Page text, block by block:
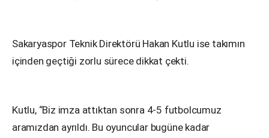
Sakaryaspor Teknik Direktörü Hakan Kutlu ise takımın
içinden geçtiği zorlu sürece dikkat çekti.
Kutlu, “Biz imza attıktan sonra 4-5 futbolcumuz
aramızdan ayrıldı. Bu oyuncular bugüne kadar